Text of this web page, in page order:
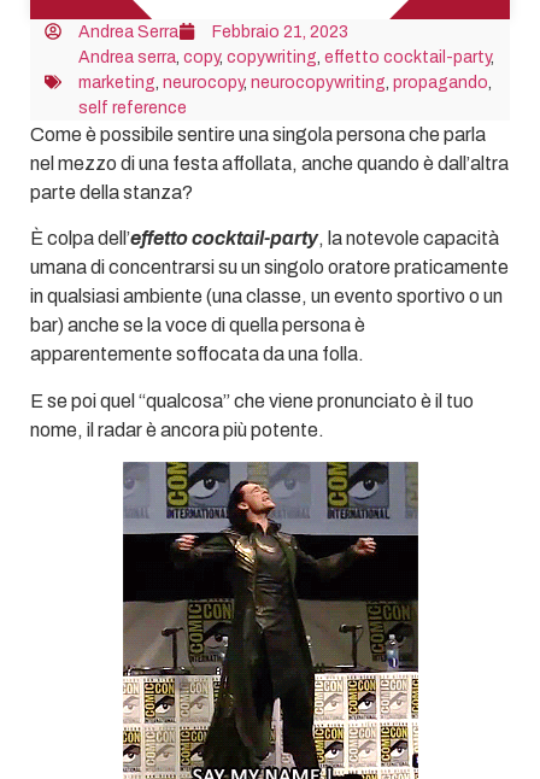
Andrea Serra
Febbraio 21, 2023
Andrea serra copy, copywriting effetto cocktail-party,
marketing neurocopy, neurocopywriting propagando
self reference
Come è possibile sentire una singola persona che parla
nel mezzo di una festa affollata, anche quando è dall’altra
parte della stanza?
È colpa dell’effetto cocktail-party, la notevole capacità
umana di concentrarsi su un singolo oratore praticamente
in qualsiasi ambiente (una classe, un evento sportivo o un
bar) anche se la voce di quella persona è
apparentemente soffocata da una folla.
E se poi quel “qualcosa” che viene pronunciato è il tuo
nome, il radar è ancora più potente.